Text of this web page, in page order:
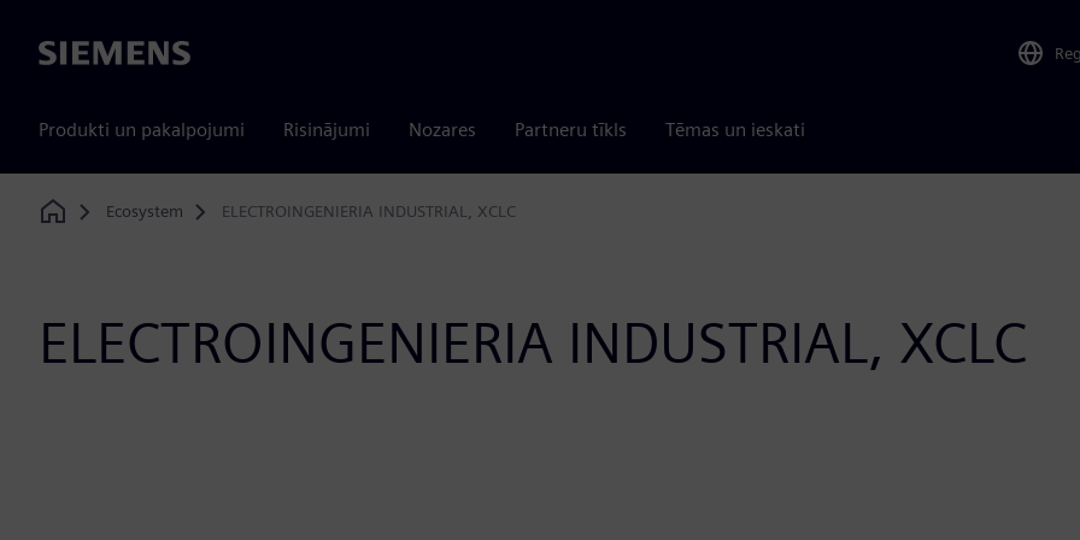
Siemens
Produkti un pakalpojumi Risinājumi Nozares Partneru tīkls Tēmas un ieskati
Home
Ecosystem ELECTROINGENIERIA INDUSTRIAL, XCLC
ELECTROINGENIERIA INDUSTRIAL, XCLC